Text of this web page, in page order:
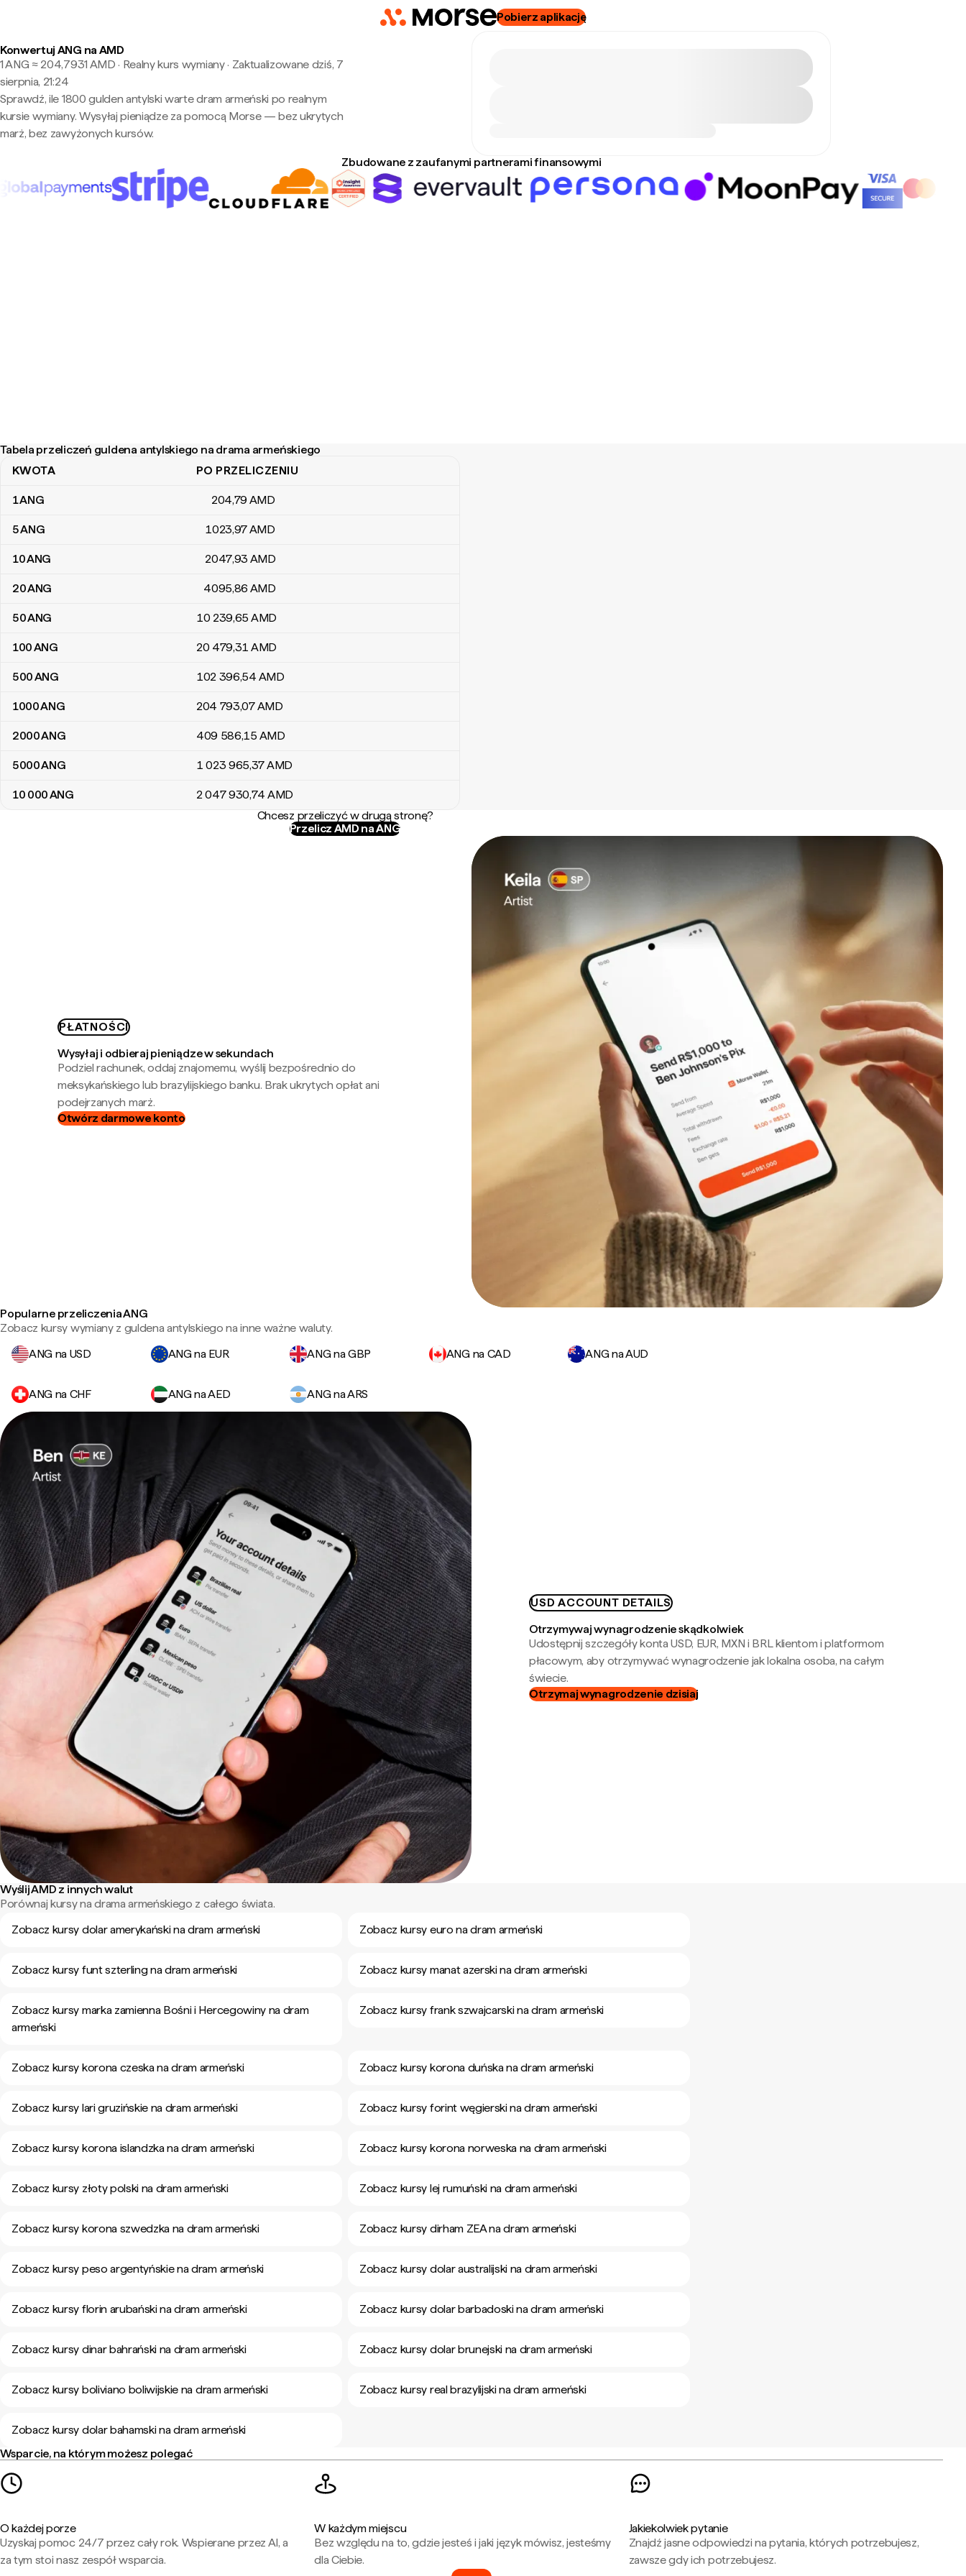
Pobierz aplikację
Konwertuj ANG na AMD
1 ANG ≈ 204,7931 AMD · Realny kurs wymiany· Zaktualizowane dziś, 7
sierpnia, 21:24
Sprawdź, ile 1800 gulden antylski warte dram armeński po realnym
kursie wymiany. Wysyłaj pieniądze za pomocą Morse — bez ukrytych
marż, bez zawyżonych kursów.
Zbudowane z zaufanymi partnerami finansowymi
Tabela przeliczeń guldena antylskiego na drama armeńskiego
Tabela przeliczeń guldena antylskiego na drama armeńskiego
KWOTA PO PRZELICZENIU
1ANG 204,79 AMD
5ANG 1023,97AMD
10ANG 2047,93 AMD
20ANG 4095,86 AMD
50ANG 10 239,65 AMD
100ANG 20 479,31 AMD
500ANG 102 396,54 AMD
1000ANG 204 793,07AMD
2000ANG 409 586,15 AMD
5000ANG 1 023 965,37AMD
10 000ANG 2 047 930,74 AMD
Chcesz przeliczyć w drugą stronę?
Przelicz AMD na ANG
PŁATNOŚCI
Wysyłaj i odbieraj pieniądze w sekundach
Podziel rachunek, oddaj znajomemu, wyślij bezpośrednio do
meksykańskiego lub brazylijskiego banku. Brak ukrytych opłat ani
podejrzanych marż.
Otwórz darmowe konto
Popularne przeliczenia ANG
Zobacz kursy wymiany z guldena antylskiego na inne ważne waluty.
ANG na USD
ANG na EUR ANG na GBP ANG na CAD ANG na AUD
ANG na CHF ANG na AED ANG na ARS
USD ACCOUNT DETAILS
Otrzymywaj wynagrodzenie skądkolwiek
Udostępnij szczegóły konta USD, EUR, MXN i BRL klientom i platformom
płacowym, aby otrzymywać wynagrodzenie jak lokalna osoba, na całym
świecie.
Otrzymaj wynagrodzenie dzisiaj
Wyślij AMD z innych walut
Porównaj kursy na drama armeńskiego z całego świata.
Zobacz kursy dolar amerykański na dram armeński
Zobacz kursy euro na dram armeński
Zobacz kursy funt szterling na dram armeński Zobacz kursy manat azerski na dram armeński
Zobacz kursy marka zamienna Bośni i Hercegowiny na dram
armeński
Zobacz kursy frank szwajcarski na dram armeński
Zobacz kursy korona czeska na dram armeński Zobacz kursy korona duńska na dram armeński
Zobacz kursy lari gruzińskie na dram armeński Zobacz kursy forint węgierski na dram armeński
Zobacz kursy korona islandzka na dram armeński Zobacz kursy korona norweska na dram armeński
Zobacz kursy złoty polski na dram armeński Zobacz kursy lej rumuński na dram armeński
Zobacz kursy korona szwedzka na dram armeński Zobacz kursy dirham ZEA na dram armeński
Zobacz kursy peso argentyńskie na dram armeński Zobacz kursy dolar australijski na dram armeński
Zobacz kursy florin arubański na dram armeński Zobacz kursy dolar barbadoski na dram armeński
Zobacz kursy dinar bahrański na dram armeński Zobacz kursy dolar brunejski na dram armeński
Zobacz kursy boliviano boliwijskie na dram armeński Zobacz kursy real brazylijski na dram armeński
Zobacz kursy dolar bahamski na dram armeński
Wsparcie, na którym możesz polegać
O każdej porze
Uzyskaj pomoc 24/7 przez cały rok. Wspierane przez AI, a
za tym stoi nasz zespół wsparcia.
W każdym miejscu
Bez względu na to, gdzie jesteś i jaki język mówisz, jesteśmy
dla Ciebie.
Jakiekolwiek pytanie
Znajdź jasne odpowiedzi na pytania, których potrzebujesz,
zawsze gdy ich potrzebujesz.